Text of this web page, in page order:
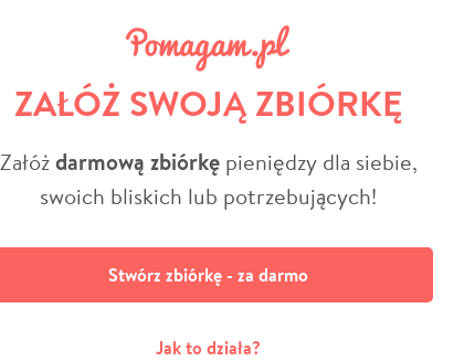
ZAŁÓŻ SWOJĄ ZBIÓRKĘ
Załóżdarmową zbiórkępieniędzy dla siebie,
swoich bliskich lub potrzebujących!
Stwórz zbiórkę - za darmo
Jak to działa?